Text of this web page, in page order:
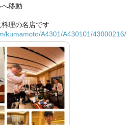
移動
理の名店です
kumamoto/A4301/A430101/43000216/